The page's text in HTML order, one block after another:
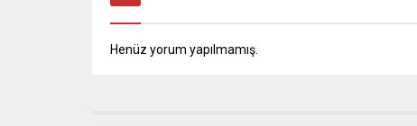
Henüz yorum yapılmamış.